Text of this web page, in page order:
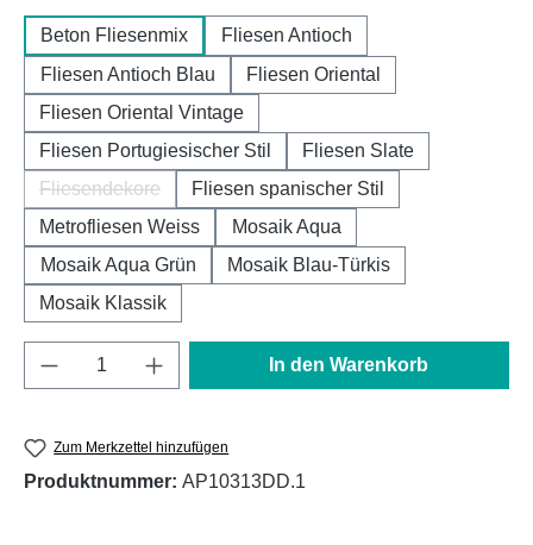
Beton Fliesenmix
Fliesen Antioch
Fliesen Antioch Blau
Fliesen Oriental
Fliesen Oriental Vintage
Fliesen Portugiesischer Stil
Fliesen Slate
Fliesendekore
(Diese Option ist zurzeit nicht verfügbar.)
Fliesen spanischer Stil
Metrofliesen Weiss
Mosaik Aqua
Mosaik Aqua Grün
Mosaik Blau-Türkis
Mosaik Klassik
Produkt Anzahl: Gib den gewünschten
In den Warenkorb
Zum Merkzettel hinzufügen
Produktnummer: AP10313DD.1